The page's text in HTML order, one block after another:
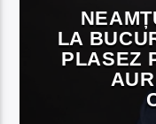
LA
PLASEZ